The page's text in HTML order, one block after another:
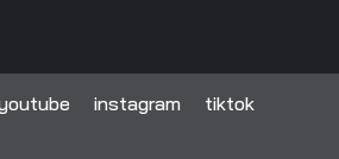
instagram tiktok